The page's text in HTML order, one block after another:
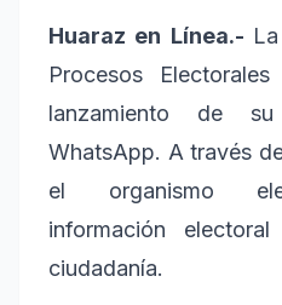
Huaraz en Línea.-
Procesos
lanzamiento de
WhatsApp. A través
el organismo
información
ciudadanía.